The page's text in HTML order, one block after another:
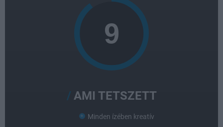
AMI TETSZETT
Minden ízében kreatív